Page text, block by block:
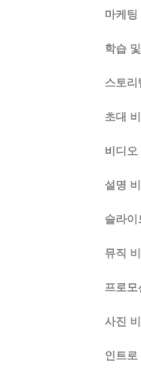
마케
학습
스토
초대
비디
설명
슬라
뮤직
프로
사진
인트